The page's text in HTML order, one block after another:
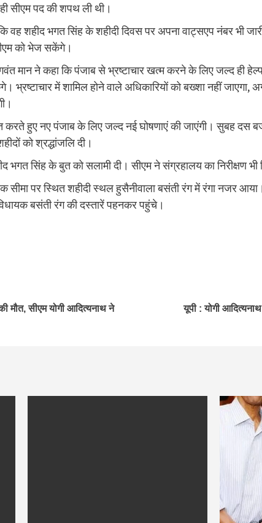
सीएम पद की शपथ ली थी।
वह शहीद भगत सिंह के शहीदी दिवस पर अपना वाट्सएप नंबर भी
को भेज सकेंगे।
मान ने कहा कि पंजाब से भ्रष्टाचार खत्म करने के लिए जल्द ही
में शामिल होने वाले अधिकारियों को बख्शा नहीं जाएगा,
करते हुए नए पंजाब के लिए जल्द नई घोषणाएं की जाएंगी। सुबह दस
को श्रद्धांजलि दी।
सिंह के बुत को सलामी दी। सीएम ने संग्रहालय का निरीक्षण भी
सीमा पर स्थित शहीदी स्थल हुसैनीवाला बसंती रंग में रंगा नजर
बसंती रंग की दस्तारें पहनकर पहुंचे।
मौत, सीएम योगी आद‍ित्‍यनाथ ने
यूपी : योगी